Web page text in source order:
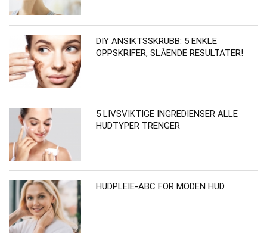
DIY ANSIKTSSKRUBB: 5 ENKLE
OPPSKRIFER, SLÅENDE RESULTATER!
5 LIVSVIKTIGE INGREDIENSER ALLE
HUDTYPER TRENGER
HUDPLEIE-ABC FOR MODEN HUD